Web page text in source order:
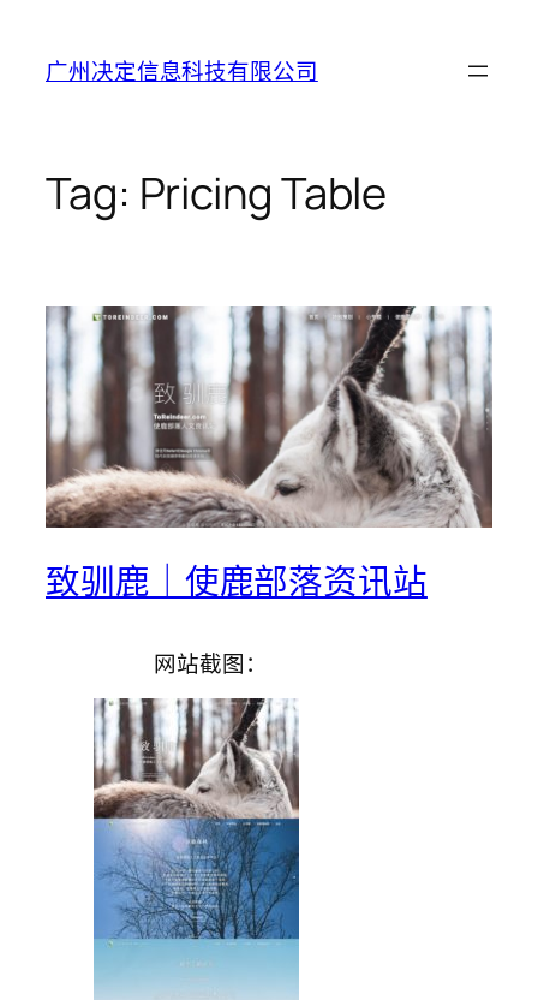
content
广州决定信息科技有限公司
Tag: Pricing Table
致驯鹿｜使鹿部落资讯站
网站截图：